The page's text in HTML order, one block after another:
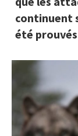
continuent
été